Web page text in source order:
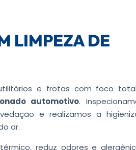
LIMPEZA DE
e frotas com foco
automotivo.
e realizamos a
ar.
reduz odores e